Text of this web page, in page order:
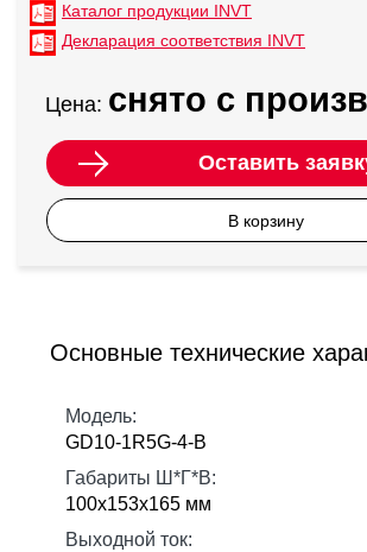
Каталог продукции INVT
Декларация соответствия INVT
Цена: снято с
Оставить
В корзину
Основные технические
Модель:
GD10-1R5G-4-B
Габариты Ш*Г*В:
100х153х165 мм
Выходной ток: